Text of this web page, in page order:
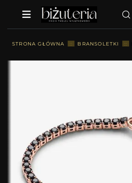
STRONA GŁÓWNA :: BRANSOLETKI ::